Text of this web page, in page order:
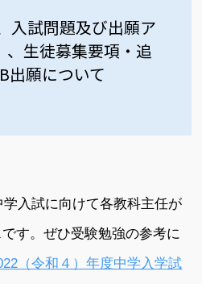
入試問題及び出願ア
、生徒募集要項・追
出願について
入試に向けて各教科主任が
す。ぜひ受験勉強の参考に
（令和４）年度中学入学試